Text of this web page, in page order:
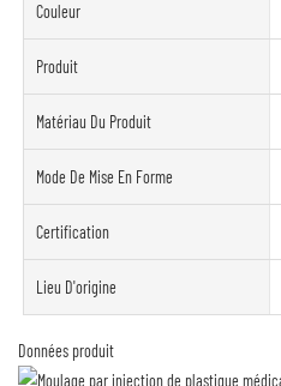
Couleur
Produit
Matériau Du Produit
Mode De Mise En Forme
Certification
Lieu D'origine
Données produit